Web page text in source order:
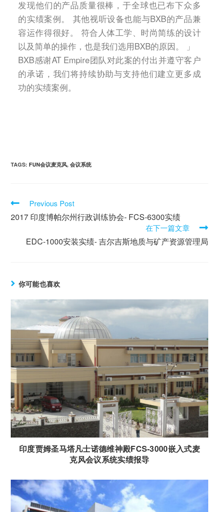
发现他们的产品质量很棒，于全球也已布下众多
的实绩案例。 其他视听设备也能与BXB的产品兼
容运作得很好。 符合人体工学、时尚简练的设计
以及简单的操作，也是我们选用BXB的原因。 」
BXB感谢AT Empire团队对此案的付出并遵守客户
的承诺，我们将持续协助与支持他们建立更多成
功的实绩案例。
TAGS:FUN会议麦克风, 会议系统
Previous Post
2017 印度博帕尔州行政训练协会- FCS-6300实绩
在下一篇文章
EDC-1000安装实绩- 吉尔吉斯地质与矿产资源管理局
你可能也喜欢
印度贾姆圣马塔凡士诺德维神殿FCS-3000嵌入式麦
克风会议系统实绩报导